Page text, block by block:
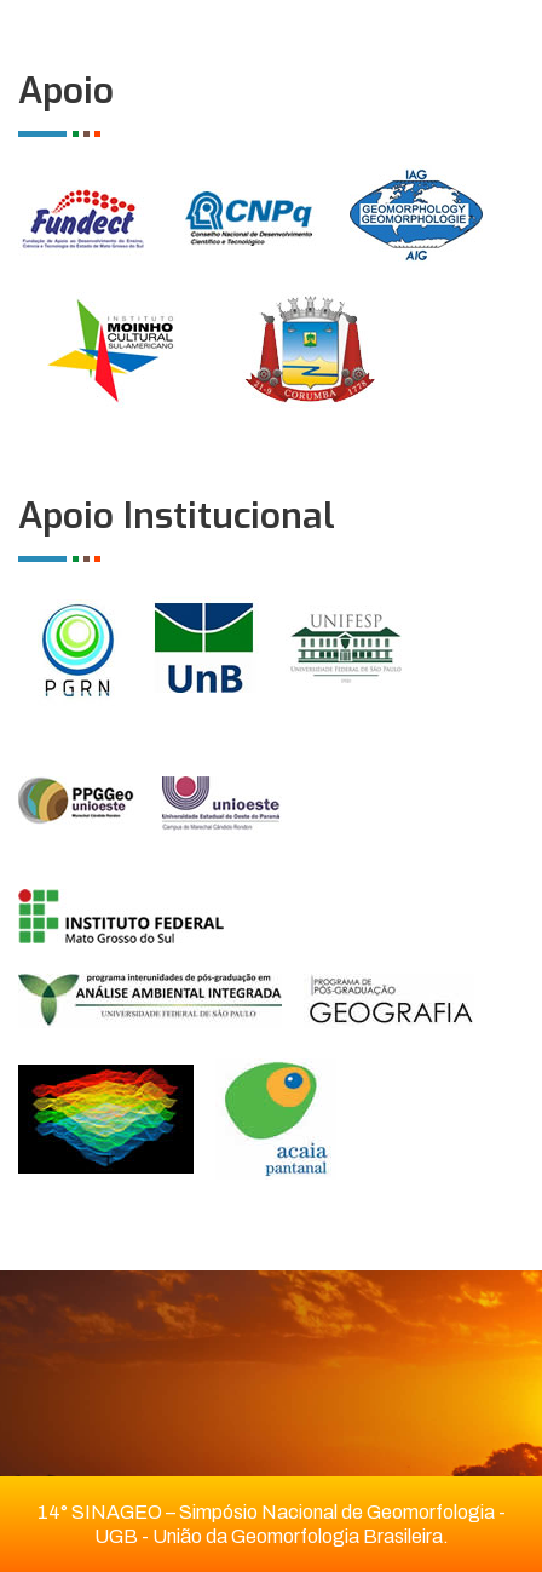
Apoio
Apoio Institucional
14° SINAGEO – Simpósio Nacional de Geomorfologia -
UGB - União da Geomorfologia Brasileira.